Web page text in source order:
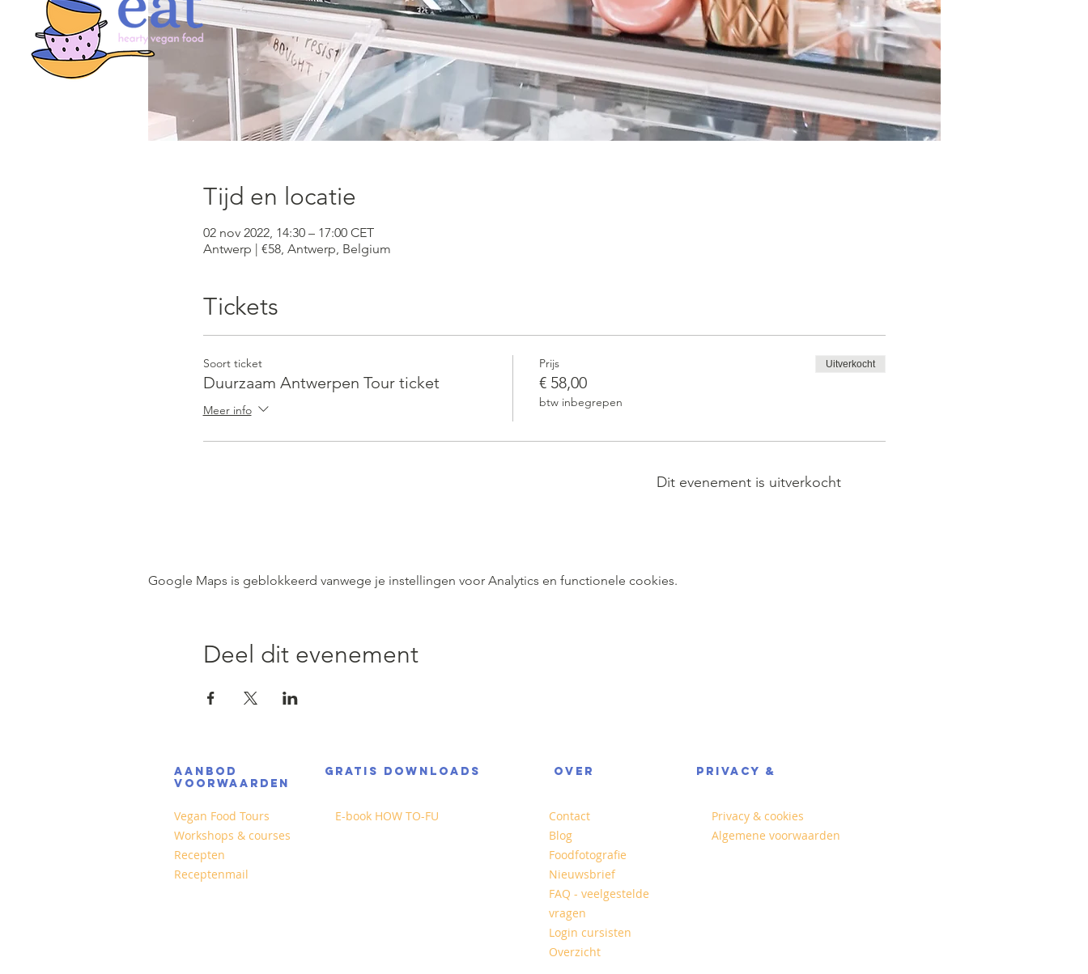
Tijd en locatie
02 nov 2022, 14:30 – 17:00 CET
Antwerp | €58, Antwerp, Belgium
Tickets
Soort ticket
Duurzaam Antwerpen Tour ticket
Meer info
Prijs
€ 58,00
btw inbegrepen
Uitverkocht
Dit evenement is uitverkocht
Google Maps is geblokkeerd vanwege je instellingen voor Analytics en functionele cookies.
Deel dit evenement
AANBOD GRATIS DOWNLOADS OVER
PRIVACY &
VOORWAARDEN
Vegan Food Tours
Workshops & courses
Recepten
Receptenmail
E-book HOW TO-FU
Contact
Blog
Foodfotografie
Nieuwsbrief
FAQ - veelgestelde
vragen
Login cursisten
Overzicht
Privacy & cookies
Algemene voorwaarden